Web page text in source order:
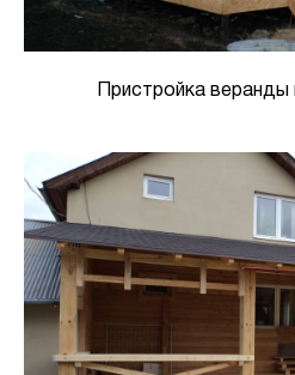
Пристройка